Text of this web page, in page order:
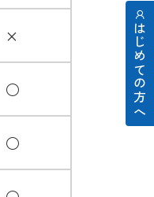
×
○
○
はじめての方へ